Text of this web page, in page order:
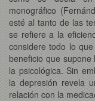
monográfico
esté al tanto de las
se refiere a la
considere todo lo
beneficio que supone
la psicológica. Sin
la depresión revela
relación con la